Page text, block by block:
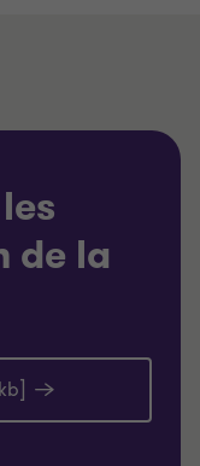
de la